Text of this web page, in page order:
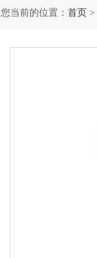
您当前的位置： 首页 >